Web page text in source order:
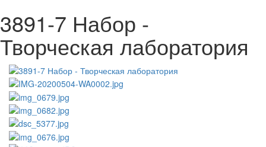
3891-7 Набор -
Творческая лаборатория